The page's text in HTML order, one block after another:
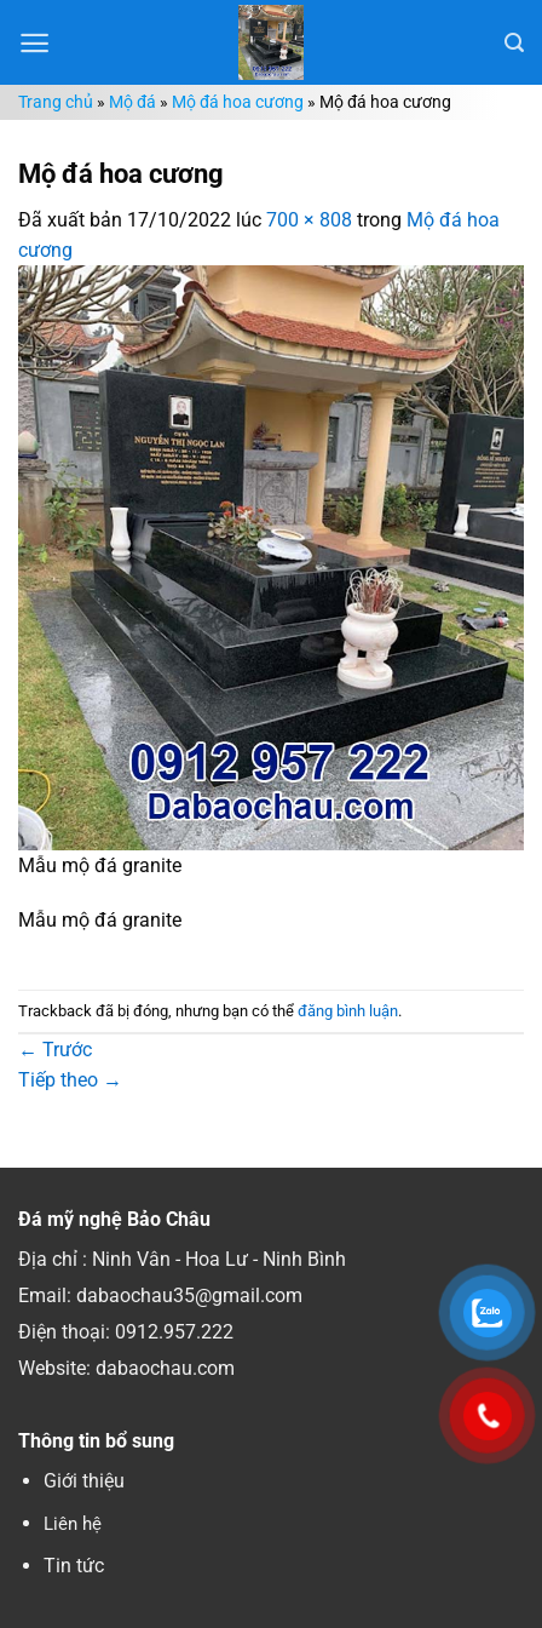
đến
dungTrang chủ » Mộ đá » Mộ đá hoa cương » Mộ đá hoa cương
Mộ đá hoa cương
Đã xuất bản 17/10/2022 lúc 700 × 808 trong Mộ đá hoa
cương
Mẫu mộ đá granite
Mẫu mộ đá granite
Trackback đã bị đóng, nhưng bạn có thể đăng bình luận.
← Trước
Tiếp theo →
Đá mỹ nghệ Bảo Châu
Địa chỉ : Ninh Vân - Hoa Lư - Ninh Bình
Email: dabaochau35@gmail.com
Điện thoại: 0912.957.222
Website: dabaochau.com
Thông tin bổ sung
Giới thiệu
Liên hệ
Tin tức